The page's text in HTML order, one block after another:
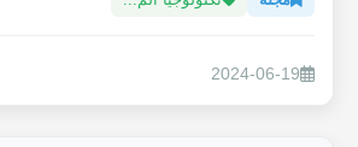
2024-06-19